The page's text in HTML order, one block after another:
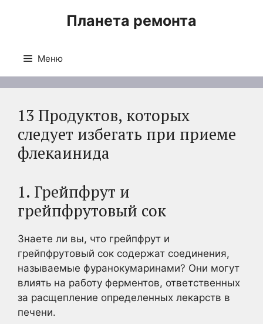
Планета ремонта
Меню
13 Продуктов, которых
следует избегать при приеме
флекаинида
1. Грейпфрут и
грейпфрутовый сок
Знаете ли вы, что грейпфрут и
грейпфрутовый сок содержат соединения,
называемые фуранокумаринами? Они могут
влиять на работу ферментов, ответственных
за расщепление определенных лекарств в
печени.